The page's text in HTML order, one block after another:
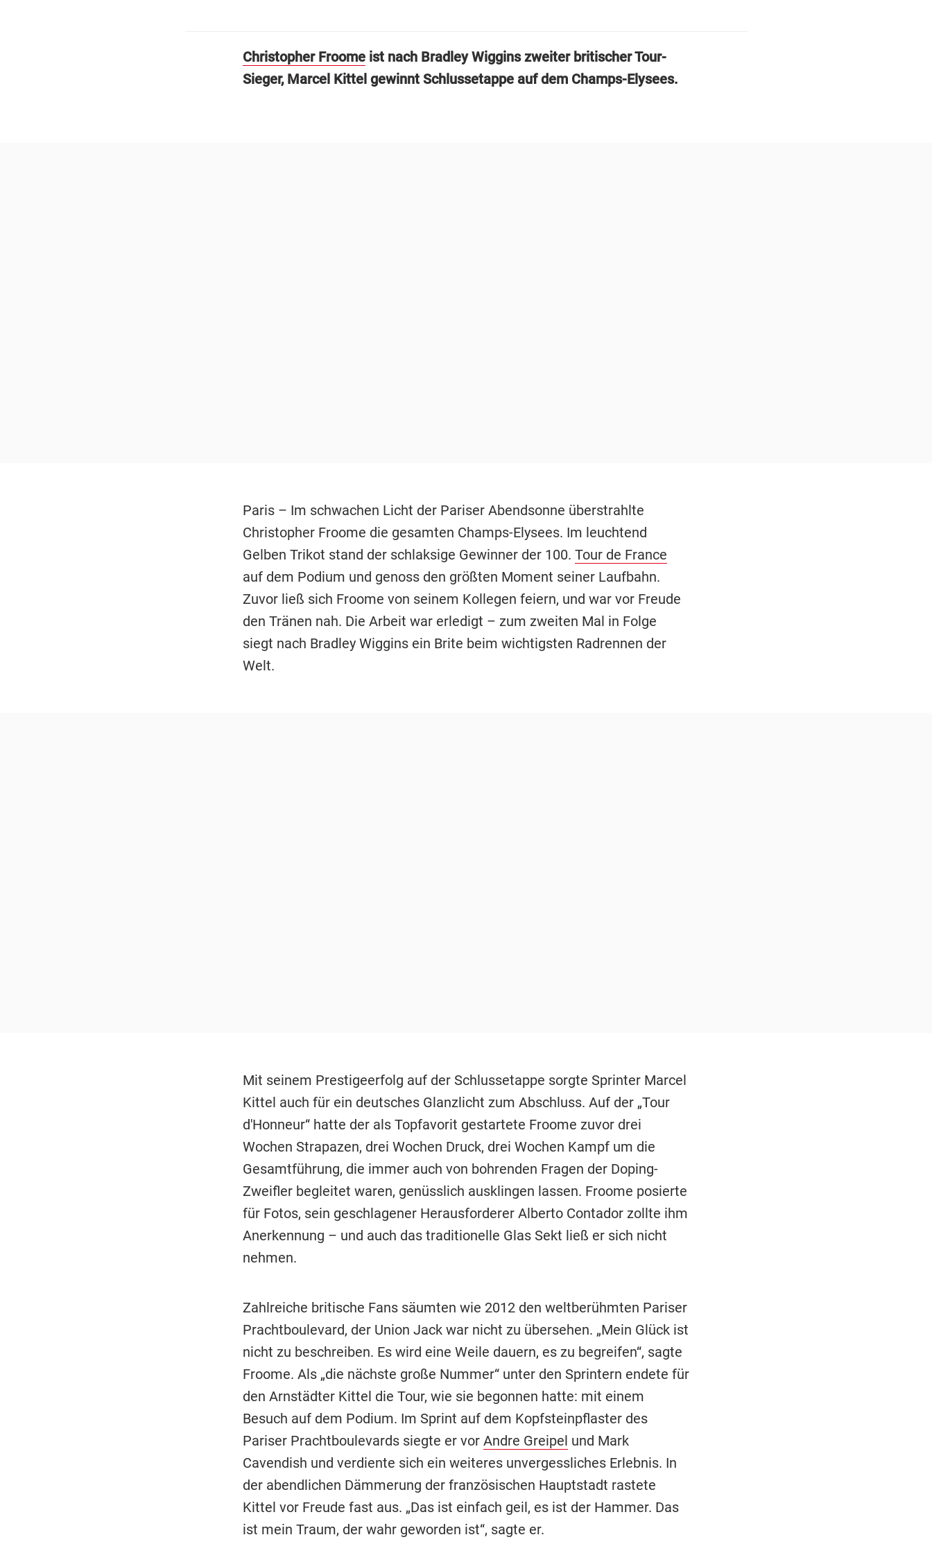
Christopher Froomeist nach Bradley Wiggins zweiter britischer Tour-
Sieger, Marcel Kittel gewinnt Schlussetappe auf dem Champs-Elysees.
Paris – Im schwachen Licht der Pariser Abendsonne überstrahlte
Christopher Froome die gesamten Champs-Elysees. Im leuchtend
Gelben Trikot stand der schlaksige Gewinner der 100. Tour de France
auf dem Podium und genoss den größten Moment seiner Laufbahn.
Zuvor ließ sich Froome von seinem Kollegen feiern, und war vor Freude
den Tränen nah. Die Arbeit war erledigt – zum zweiten Mal in Folge
siegt nach Bradley Wiggins ein Brite beim wichtigsten Radrennen der
Welt.
Mit seinem Prestigeerfolg auf der Schlussetappe sorgte Sprinter Marcel
Kittel auch für ein deutsches Glanzlicht zum Abschluss. Auf der „Tour
d'Honneur“ hatte der als Topfavorit gestartete Froome zuvor drei
Wochen Strapazen, drei Wochen Druck, drei Wochen Kampf um die
Gesamtführung, die immer auch von bohrenden Fragen der Doping-
Zweifler begleitet waren, genüsslich ausklingen lassen. Froome posierte
für Fotos, sein geschlagener Herausforderer Alberto Contador zollte ihm
Anerkennung – und auch das traditionelle Glas Sekt ließ er sich nicht
nehmen.
Zahlreiche britische Fans säumten wie 2012 den weltberühmten Pariser
Prachtboulevard, der Union Jack war nicht zu übersehen. „Mein Glück ist
nicht zu beschreiben. Es wird eine Weile dauern, es zu begreifen“, sagte
Froome. Als „die nächste große Nummer“ unter den Sprintern endete für
den Arnstädter Kittel die Tour, wie sie begonnen hatte: mit einem
Besuch auf dem Podium. Im Sprint auf dem Kopfsteinpflaster des
Pariser Prachtboulevards siegte er vor Andre Greipel und Mark
Cavendish und verdiente sich ein weiteres unvergessliches Erlebnis. In
der abendlichen Dämmerung der französischen Hauptstadt rastete
Kittel vor Freude fast aus. „Das ist einfach geil, es ist der Hammer. Das
ist mein Traum, der wahr geworden ist“, sagte er.